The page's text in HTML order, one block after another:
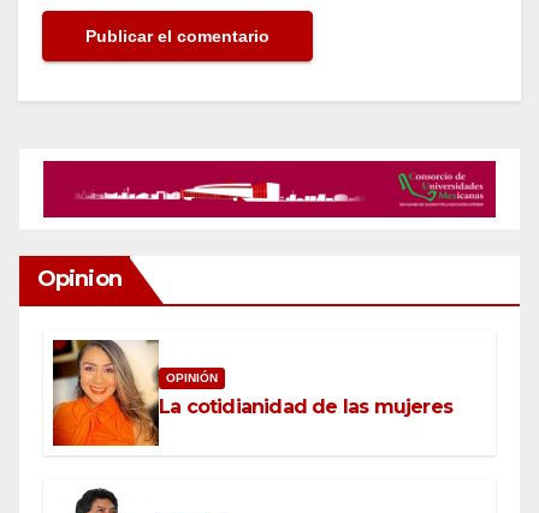
Opinion
OPINIÓN
La cotidianidad de las mujeres